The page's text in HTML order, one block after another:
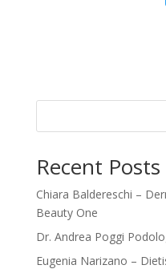
Recent Posts
Chiara Baldereschi –
Beauty One
Dr. Andrea Poggi
Eugenia Narizano –